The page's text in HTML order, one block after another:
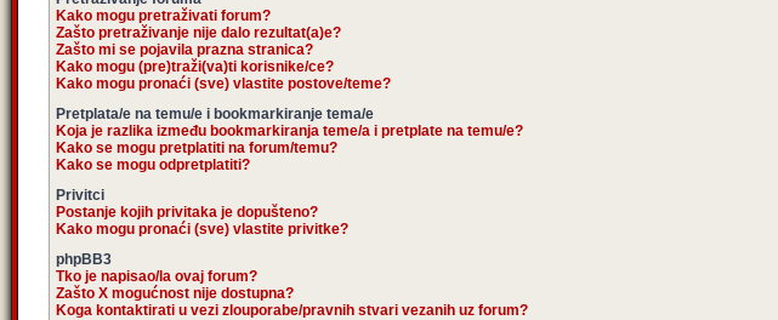
Kako mogu pretraživati forum?
Zašto pretraživanje nije dalo rezultat(a)e?
Zašto mi se pojavila prazna stranica?
Kako mogu (pre)traži(va)ti korisnike/ce?
Kako mogu pronaći (sve) vlastite postove/teme?
Pretplata/e na temu/e i bookmarkiranje tema/e
Koja je razlika između bookmarkiranja teme/a i pretplate na temu/e?
Kako se mogu pretplatiti na forum/temu?
Kako se mogu odpretplatiti?
Privitci
Postanje kojih privitaka je dopušteno?
Kako mogu pronaći (sve) vlastite privitke?
phpBB3
Tko je napisao/la ovaj forum?
Zašto X mogućnost nije dostupna?
Koga kontaktirati u vezi zlouporabe/pravnih stvari vezanih uz forum?